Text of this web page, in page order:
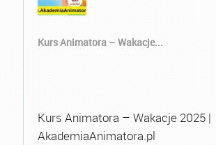
Kurs Animatora – Wakacje...
Kurs Animatora – Wakacje 2025 |
AkademiaAnimatora.pl